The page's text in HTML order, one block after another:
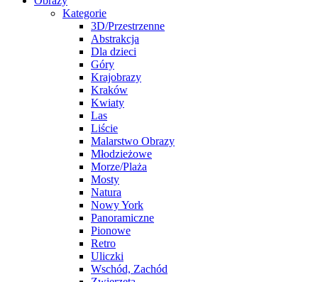
Kategorie
3D/Przestrzenne
Abstrakcja
Dla dzieci
Góry
Krajobrazy
Kraków
Kwiaty
Las
Liście
Malarstwo Obrazy
Młodzieżowe
Morze/Plaża
Mosty
Natura
Nowy York
Panoramiczne
Pionowe
Retro
Uliczki
Wschód, Zachód